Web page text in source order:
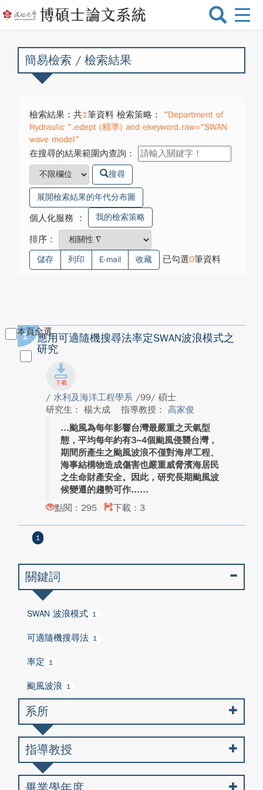
選
換
簡易檢索 / 檢索結果
檢索結果：共1筆資料 檢索策略：
"Department of
Hydraulic ".edept (精準) and ekeyword.raw="SWAN
wave model"
在搜尋的結果範圍內查詢：
搜尋
展開檢索結果的年代分布圖
個人化服務 ： 我的檢索策略
排序：
儲存 列印 E-mail 收藏 已勾選0筆資料
本頁全選
1
應用可適隨機搜尋法率定SWAN波浪模式之
研究
/ 水利及海洋工程學系 /99/ 碩士
研究生： 楊大成
指導教授： 高家俊
颱風為每年影響台灣最嚴重之天氣型
態，平均每年約有3~4個颱風侵襲台灣，
期間所產生之颱風波浪不僅對海岸工程、
海事結構物造成傷害也嚴重威脅濱海居民
之生命財產安全。因此，研究長期颱風波
候變遷的趨勢可作...
點閱：295
下載：3
1
關鍵詞
SWAN 波浪模式 1
可適隨機搜尋法 1
率定 1
颱風波浪 1
系所
指導教授